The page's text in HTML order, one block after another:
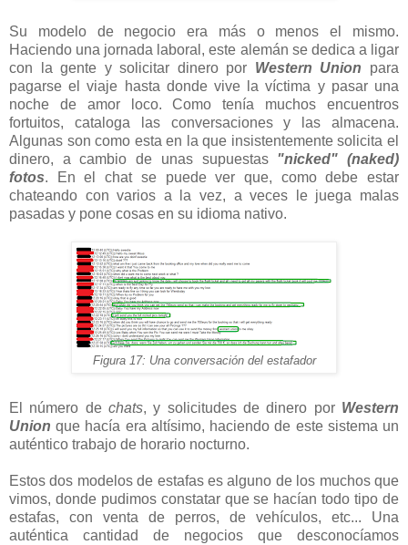
Su modelo de negocio era más o menos el mismo.
Haciendo una jornada laboral, este alemán se dedica a ligar
con la gente y solicitar dinero por Western Union para
pagarse el viaje hasta donde vive la víctima y pasar una
noche de amor loco. Como tenía muchos encuentros
fortuitos, cataloga las conversaciones y las almacena.
Algunas son como esta en la que insistentemente solicita el
dinero, a cambio de unas supuestas "nicked" (naked)
fotos. En el chat se puede ver que, como debe estar
chateando con varios a la vez, a veces le juega malas
pasadas y pone cosas en su idioma nativo.
Figura 17: Una conversación del estafador
El número de chats, y solicitudes de dinero por Western
Union que hacía era altísimo, haciendo de este sistema un
auténtico trabajo de horario nocturno.
Estos dos modelos de estafas es alguno de los muchos que
vimos, donde pudimos constatar que se hacían todo tipo de
estafas, con venta de perros, de vehículos, etc... Una
auténtica cantidad de negocios que desconocíamos